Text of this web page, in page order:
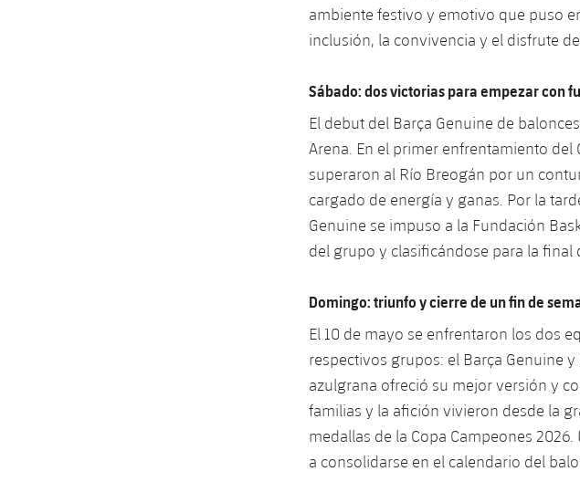
ambiente festivo y emotivo que puso
inclusión, la convivencia y el disfrute
Sábado: dos victorias para empezar con
El debut del Barça Genuine de
Arena. En el primer enfrentamiento
superaron al Río Breogán por un
cargado de energía y ganas. Por la
Genuine se impuso a la Fundación
del grupo y clasificándose para la final
Domingo: triunfo y cierre de un fin de
El 10 de mayo se enfrentaron los dos
respectivos grupos: el Barça Genuine
azulgrana ofreció su mejor versión y
familias y la afición vivieron desde la
medallas de la Copa Campeones
a consolidarse en el calendario del